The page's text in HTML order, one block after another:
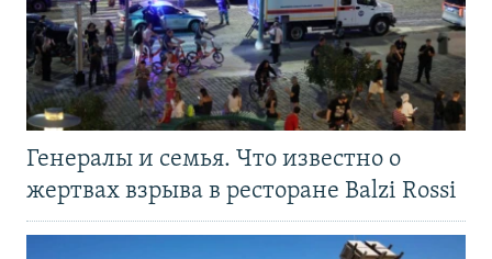
Генералы и семья. Что известно о
жертвах взрыва в ресторане Balzi Rossi